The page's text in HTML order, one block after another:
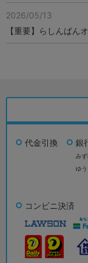
2026/05/13
【重要】らしんばん
代金引換 銀
みず
ゆ
コンビニ決済